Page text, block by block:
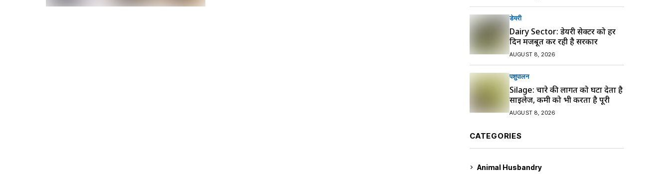
डेयरी
Dairy Sector: डेयरी सेक्टर को हर
दिन मजबूत कर रही है सरकार
AUGUST 8, 2026
पशुपालन
Silage: चारे की लागत को घटा देता है
साइलेज, कमी को भी करता है पूरी
AUGUST 8, 2026
CATEGORIES
Animal Husbandry